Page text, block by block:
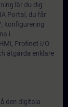
lär du dig
Portal, du får
konfigurering
i
Profinet I/O
åtgärda enklare
den digitala